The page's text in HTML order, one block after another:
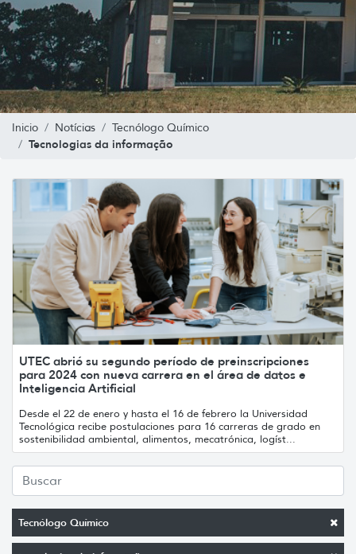
Inicio Notícias Tecnólogo Químico
Tecnologias da informação
Tecnólogo Químico
UTEC abrió su segundo período de preinscripciones
para 2024 con nueva carrera en el área de datos e
Inteligencia Artificial
Desde el 22 de enero y hasta el 16 de febrero la Universidad
Tecnológica recibe postulaciones para 16 carreras de grado en
sostenibilidad ambiental, alimentos, mecatrónica, logíst...